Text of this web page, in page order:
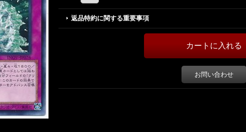
返品特約に関する重要事項
お問い合わせ